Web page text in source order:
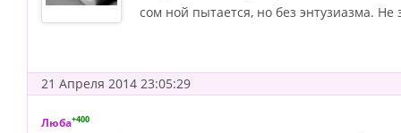
сом ной пытается, но без энтузиазма.
21 Апреля 2014 23:05:29
Люба+400